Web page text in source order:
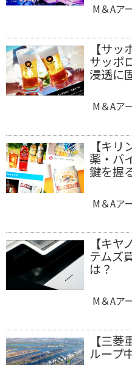
M＆Aア
【サ
サッポ
浸透に
M＆Aア
【キ
薬・バ
鍵を握
M＆Aア
【キ
テムズ
は？
M＆Aア
【三
ループ